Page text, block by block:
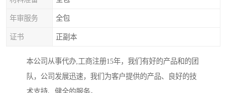
年审服务 全包
证书 正副本
本公司从事代办,工商注册15年，我们有好的产品和的团
队，公司发展迅速，我们为客户提供的产品、良好的技